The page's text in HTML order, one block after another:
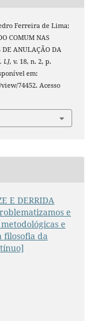
Ferreira de Lima;
COMUM NAS
DE ANULAÇÃO DA
l.], v. 18, n. 2, p.
em:
74452. Acesso
E DERRIDA
e
e
filosofia da